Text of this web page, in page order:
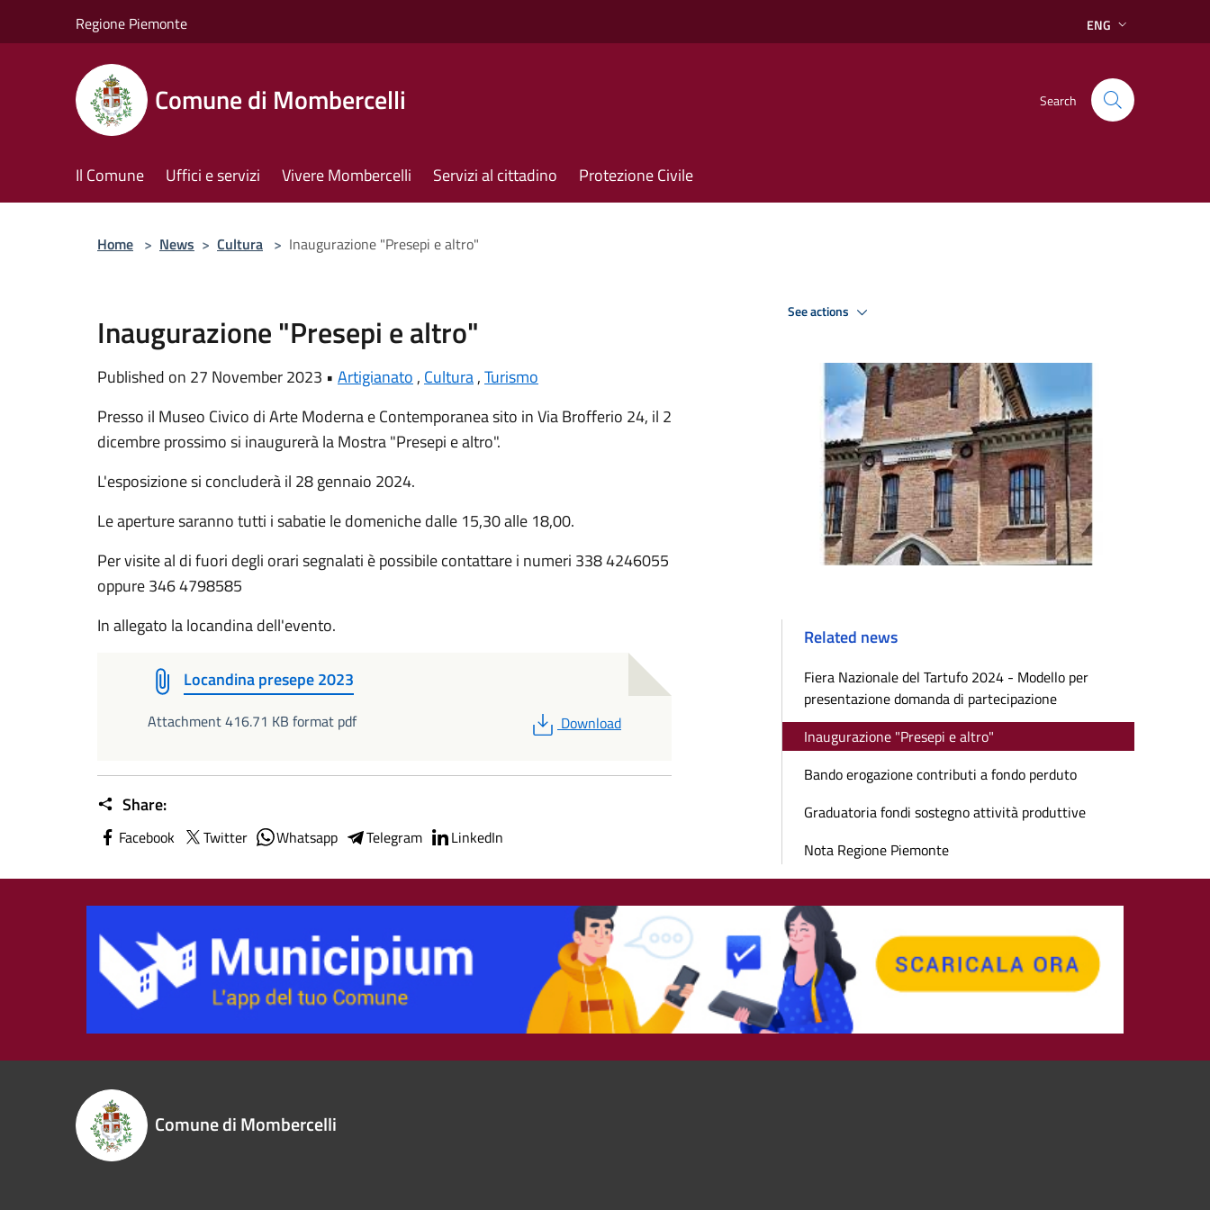
Regione Piemonte ENG
Comune di Mombercelli Search
Il Comune Uffici e servizi Vivere Mombercelli Servizi al cittadino Protezione Civile
Home > News > Cultura > Inaugurazione "Presepi e altro"
Inaugurazione "Presepi e altro"
Published on 27 November 2023 • Artigianato , Cultura,Turismo
Presso il Museo Civico di Arte Moderna e Contemporanea sito in Via Brofferio 24, il 2
dicembre prossimo si inaugurerà la Mostra "Presepi e altro".
L'esposizione si concluderà il 28 gennaio 2024.
Le aperture saranno tutti i sabatie le domeniche dalle 15,30 alle 18,00.
Per visite al di fuori degli orari segnalati è possibile contattare i numeri 338 4246055
oppure 346 4798585
In allegato la locandina dell'evento.
Locandina presepe 2023
Attachment 416.71 KB format pdf PDF
Download
Share:
Facebook Twitter Whatsapp Telegram LinkedIn
See actions
Related news
Fiera Nazionale del Tartufo 2024 - Modello per
presentazione domanda di partecipazione
Inaugurazione "Presepi e altro"
Bando erogazione contributi a fondo perduto
Graduatoria fondi sostegno attività produttive
Nota Regione Piemonte
Comune di Mombercelli